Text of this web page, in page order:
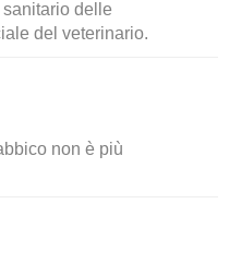
delle
del veterinario.
non è più